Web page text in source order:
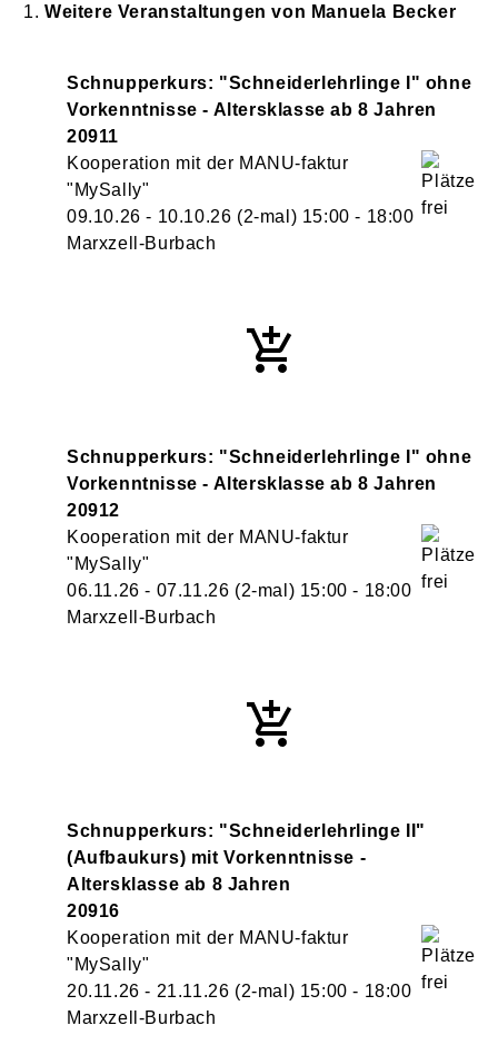
Weitere Veranstaltungen von Manuela Becker
Schnupperkurs: "Schneiderlehrlinge I" ohne
Vorkenntnisse - Altersklasse ab 8 Jahren
20911
Kooperation mit der MANU-faktur
"MySally"
09.10.26 - 10.10.26 (2-mal) 15:00 - 18:00
Marxzell-Burbach
Schnupperkurs: "Schneiderlehrlinge I" ohne
Vorkenntnisse - Altersklasse ab 8 Jahren
20912
Kooperation mit der MANU-faktur
"MySally"
06.11.26 - 07.11.26 (2-mal) 15:00 - 18:00
Marxzell-Burbach
Schnupperkurs: "Schneiderlehrlinge II"
(Aufbaukurs) mit Vorkenntnisse -
Altersklasse ab 8 Jahren
20916
Kooperation mit der MANU-faktur
"MySally"
20.11.26 - 21.11.26 (2-mal) 15:00 - 18:00
Marxzell-Burbach